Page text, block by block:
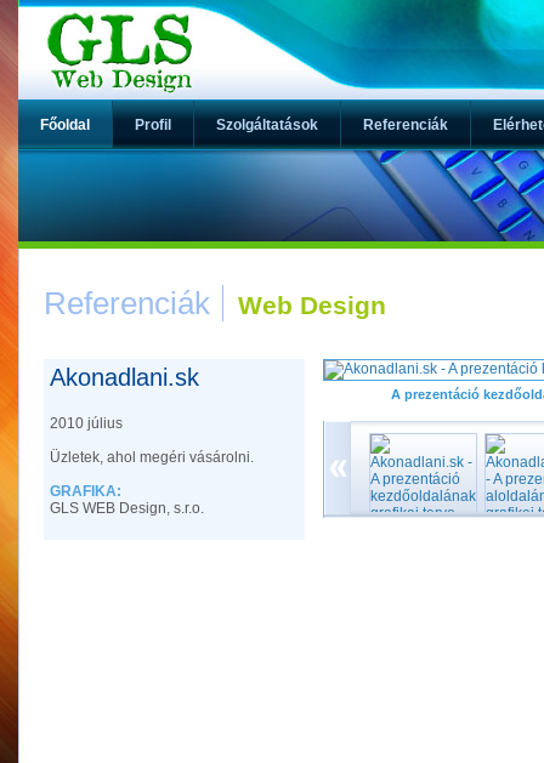
Főoldal Profil Szolgáltatások Referenciák
Referenciák Web Design
Akonadlani.sk
2010 július
Üzletek, ahol megéri vásárolni.
GRAFIKA:
GLS WEB Design, s.r.o.
A prezentáció